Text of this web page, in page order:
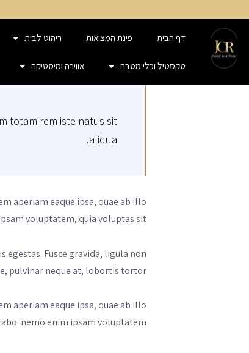
דף הבית פינת המציאות ריהוט לבית
טקסטיל וכלי מטבח אווירה ומיסטיקה
totam rem iste natus sit
aliqua.
aperiam eaque ipsa, quae ab illo
voluptatem, quia voluptas sit.
Fusce gravida, ligula non
pulvinar neque at, lobortis tortor.
aperiam eaque ipsa, quae ab illo
nemo enim ipsam voluptatem.